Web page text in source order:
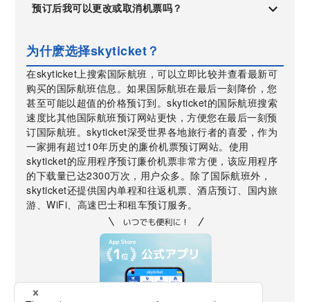
预订后我可以更改或取消机票吗？
为什麽选择skyticket？
在skyticket上搜索国际航班，可以立即比较并查看最新可
购买的国际航班信息。如果国际航班在最后一刻降价，您
甚至可能以超值的价格预订到。skyticket的国际航班搜索
速度比其他国际航班预订网站更快，方便您在最后一刻预
订国际航班。skyticket深受世界各地旅行者的喜爱，作为
一家拥有超过10年历史的廉价机票预订网站。使用
skyticket的应用程序预订廉价机票非常方便，该应用程序
的下载量已达2300万次，用户众多。除了国际航班外，
skyticket还提供国内单程和往返机票、酒店预订、国内旅
游、WiFi、高速巴士和租车预订服务。